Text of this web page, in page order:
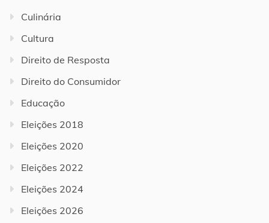
Culinária
Cultura
Direito de Resposta
Direito do Consumidor
Educação
Eleições 2018
Eleições 2020
Eleições 2022
Eleições 2024
Eleições 2026